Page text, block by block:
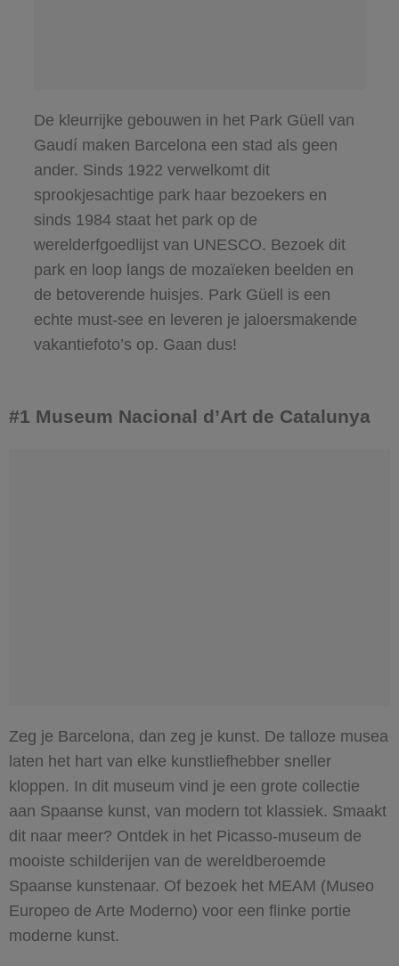
De kleurrijke gebouwen in het Park Güell van
Gaudí maken Barcelona een stad als geen
ander. Sinds 1922 verwelkomt dit
sprookjesachtige park haar bezoekers en
sinds 1984 staat het park op de
werelderfgoedlijst van UNESCO. Bezoek dit
park en loop langs de mozaïeken beelden en
de betoverende huisjes. Park Güell is een
echte must-see en leveren je jaloersmakende
vakantiefoto’s op. Gaan dus!
#1 Museum Nacional d’Art de Catalunya
Zeg je Barcelona, dan zeg je kunst. De talloze musea
laten het hart van elke kunstliefhebber sneller
kloppen. In dit museum vind je een grote collectie
aan Spaanse kunst, van modern tot klassiek. Smaakt
dit naar meer? Ontdek in het Picasso-museum de
mooiste schilderijen van de wereldberoemde
Spaanse kunstenaar. Of bezoek het MEAM (Museo
Europeo de Arte Moderno) voor een flinke portie
moderne kunst.